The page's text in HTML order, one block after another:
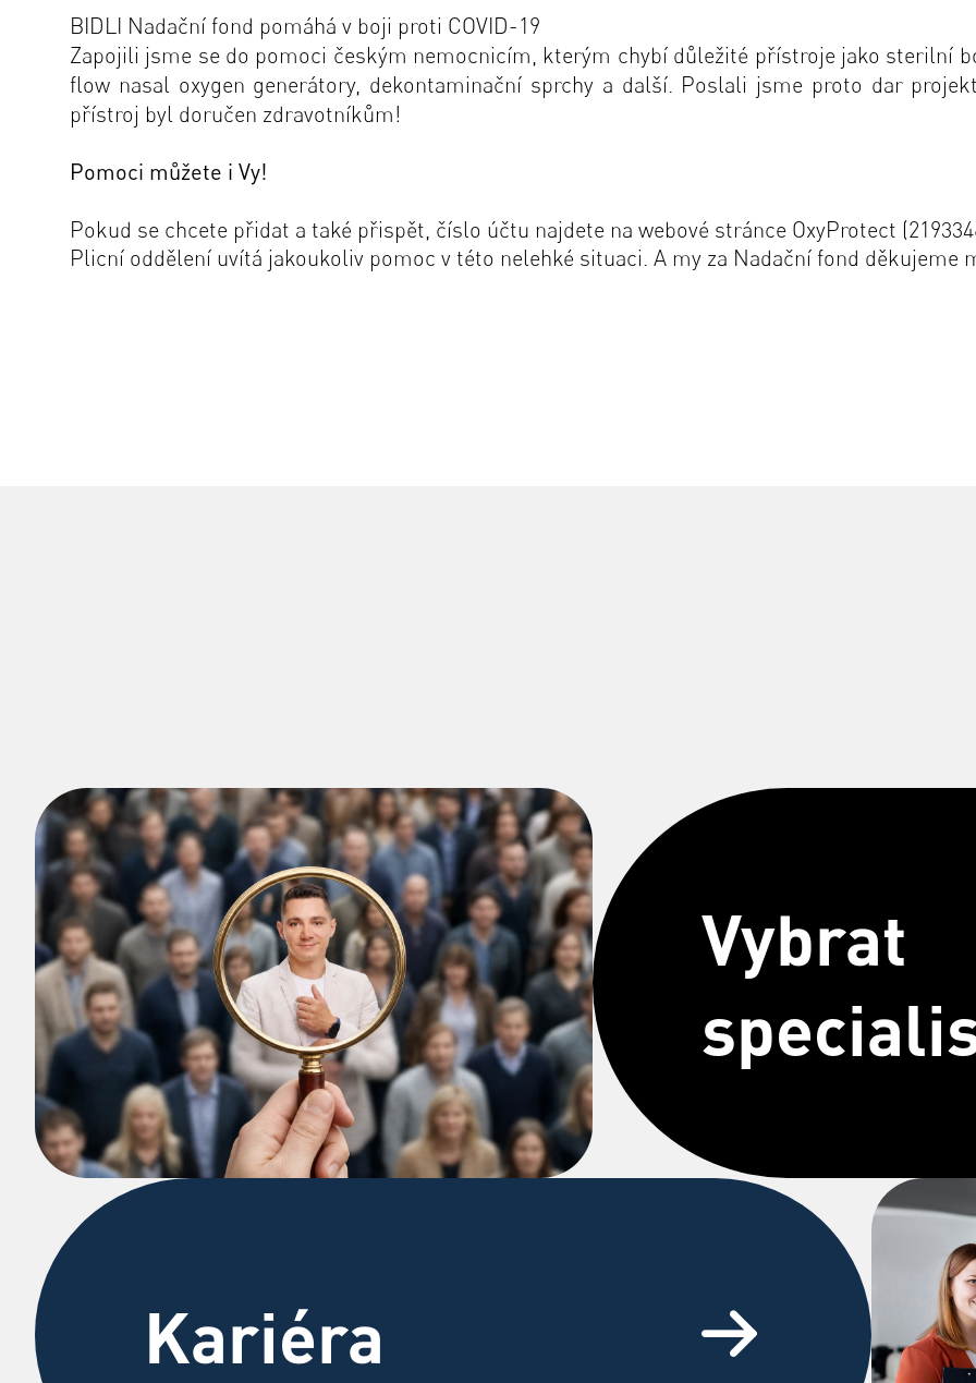
BIDLI Nadační fond pomáhá v boji proti COVID-19
Zapojili jsme se do pomoci českým nemocnicím, kterým chybí důležité přístroje jako sterilní
flow nasal oxygen generátory, dekontaminační sprchy a další. Poslali jsme proto dar
přístroj byl doručen zdravotníkům!
Pomoci můžete i Vy!
Pokud se chcete přidat a také přispět, číslo účtu najdete na webové stránce OxyProtect
Plicní oddělení uvítá jakoukoliv pomoc v této nelehké situaci. A my za Nadační fond děkujeme
Vybrat
Kariéra